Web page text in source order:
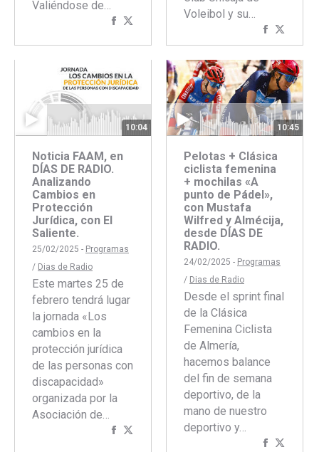
Valiéndose de…
Compartir
Voleibol y su…
Compartir
concon
10:04
Noticia FAAM, en
DÍAS DE RADIO.
Analizando
Cambios en
Protección
Jurídica, con El
Saliente.
25/02/2025 - Programas
/ Dias de Radio
Este martes 25 de
febrero tendrá lugar
la jornada «Los
cambios en la
protección jurídica
de las personas con
discapacidad»
organizada por la
Asociación de…
Compartir
10:45
Pelotas + Clásica
ciclista femenina
+ mochilas «A
punto de Pádel»,
con Mustafa
Wilfred y Almécija,
desde DÍAS DE
RADIO.
24/02/2025 - Programas
/ Dias de Radio
Desde el sprint final
de la Clásica
Femenina Ciclista
de Almería,
hacemos balance
del fin de semana
deportivo, de la
mano de nuestro
deportivo y…
Compartir